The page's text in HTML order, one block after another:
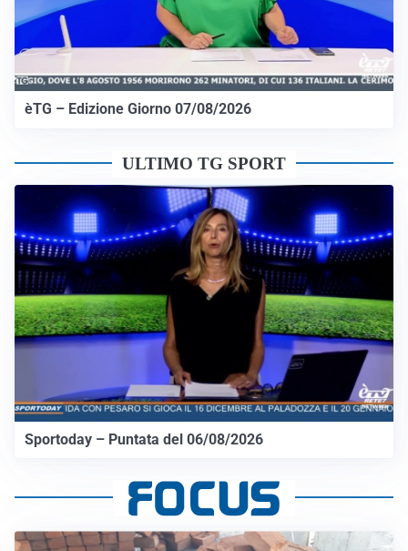
èTG – Edizione Giorno 07/08/2026
ULTIMO TG SPORT
Sportoday – Puntata del 06/08/2026